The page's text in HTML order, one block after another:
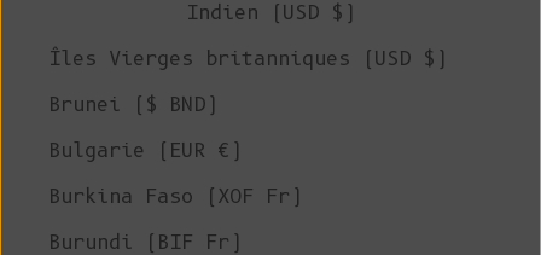
Indien (USD $)
Îles Vierges britanniques (USD $)
Brunei ($ BND)
Bulgarie (EUR €)
Burkina Faso (XOF Fr)
Burundi (BIF Fr)